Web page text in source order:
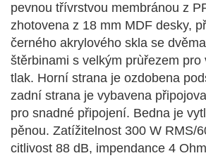
pevnou třívrstvou membránou z
zhotovena z 18 mm MDF desky,
černého akrylového skla se
štěrbinami s velkým prùřezem pro
tlak. Horní strana je ozdobena
zadní strana je vybavena
pro snadné připojení. Bedna je
pěnou. Zatížitelnost 300 W RMS/
citlivost 88 dB, impendance 4